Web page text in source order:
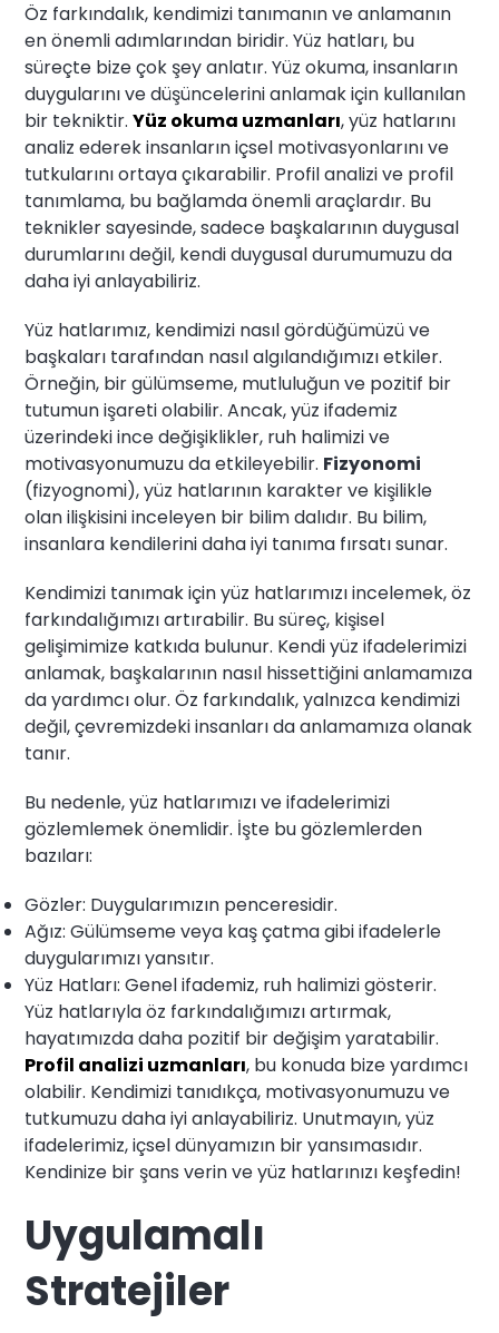
Öz farkındalık, kendimizi tanımanın ve anlamanın
en önemli adımlarından biridir. Yüz hatları, bu
süreçte bize çok şey anlatır. Yüz okuma, insanların
duygularını ve düşüncelerini anlamak için kullanılan
bir tekniktir.Yüz okuma uzmanları, yüz hatlarını
analiz ederek insanların içsel motivasyonlarını ve
tutkularını ortaya çıkarabilir. Profil analizi ve profil
tanımlama, bu bağlamda önemli araçlardır. Bu
teknikler sayesinde, sadece başkalarının duygusal
durumlarını değil, kendi duygusal durumumuzu da
daha iyi anlayabiliriz.
Yüz hatlarımız, kendimizi nasıl gördüğümüzü ve
başkaları tarafından nasıl algılandığımızı etkiler.
Örneğin, bir gülümseme, mutluluğun ve pozitif bir
tutumun işareti olabilir. Ancak, yüz ifademiz
üzerindeki ince değişiklikler, ruh halimizi ve
motivasyonumuzu da etkileyebilir. Fizyonomi
(fizyognomi), yüz hatlarının karakter ve kişilikle
olan ilişkisini inceleyen bir bilim dalıdır. Bu bilim,
insanlara kendilerini daha iyi tanıma fırsatı sunar.
Kendimizi tanımak için yüz hatlarımızı incelemek, öz
farkındalığımızı artırabilir. Bu süreç, kişisel
gelişimimize katkıda bulunur. Kendi yüz ifadelerimizi
anlamak, başkalarının nasıl hissettiğini anlamamıza
da yardımcı olur. Öz farkındalık, yalnızca kendimizi
değil, çevremizdeki insanları da anlamamıza olanak
tanır.
Bu nedenle, yüz hatlarımızı ve ifadelerimizi
gözlemlemek önemlidir. İşte bu gözlemlerden
bazıları:
Gözler: Duygularımızın penceresidir.
Ağız: Gülümseme veya kaş çatma gibi ifadelerle
duygularımızı yansıtır.
Yüz Hatları: Genel ifademiz, ruh halimizi gösterir.
Yüz hatlarıyla öz farkındalığımızı artırmak,
hayatımızda daha pozitif bir değişim yaratabilir.
Profil analizi uzmanları, bu konuda bize yardımcı
olabilir. Kendimizi tanıdıkça, motivasyonumuzu ve
tutkumuzu daha iyi anlayabiliriz. Unutmayın, yüz
ifadelerimiz, içsel dünyamızın bir yansımasıdır.
Kendinize bir şans verin ve yüz hatlarınızı keşfedin!
Uygulamalı
Stratejiler